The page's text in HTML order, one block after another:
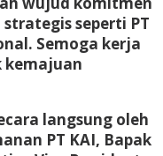
seperti PT
Semoga kerja
kemajuan
langsung oleh
PT KAI, Bapak